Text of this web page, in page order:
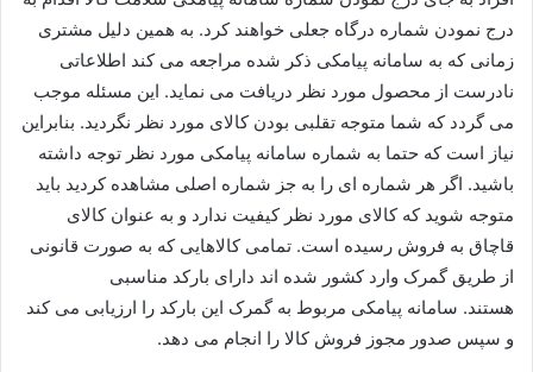
درج نمودن شماره درگاه جعلی خواهند کرد. به همین دلیل مشتری
زمانی که به سامانه پیامکی ذکر شده مراجعه می ‌کند اطلاعاتی
نادرست از محصول مورد نظر دریافت می ‌نماید. این مسئله موجب
می‌ گردد که شما متوجه تقلبی بودن کالای مورد نظر نگردید. بنابراین
نیاز است که حتما به شماره سامانه پیامکی مورد نظر توجه داشته
باشید. اگر هر شماره‌ ای را به جز شماره اصلی مشاهده کردید باید
متوجه شوید که کالای مورد نظر کیفیت ندارد و به عنوان کالای
قاچاق به فروش رسیده است. تمامی کالاهایی که به صورت قانونی
از طریق گمرک وارد کشور شده‌ اند دارای بارکد مناسبی
هستند. سامانه پیامکی مربوط به گمرک این بارکد را ارزیابی می ‌کند
و سپس صدور مجوز فروش کالا را انجام می‌ دهد.